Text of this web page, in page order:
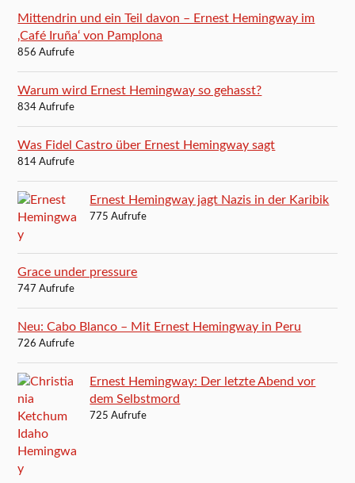
Mittendrin und ein Teil davon – Ernest Hemingway im
‚Café Iruña‘ von Pamplona
856 Aufrufe
Warum wird Ernest Hemingway so gehasst?
834 Aufrufe
Was Fidel Castro über Ernest Hemingway sagt
814 Aufrufe
Ernest Hemingway jagt Nazis in der Karibik
775 Aufrufe
Grace under pressure
747 Aufrufe
Neu: Cabo Blanco – Mit Ernest Hemingway in Peru
726 Aufrufe
Ernest Hemingway: Der letzte Abend vor
dem Selbstmord
725 Aufrufe